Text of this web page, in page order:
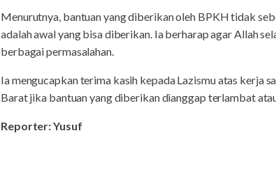
Menurutnya, bantuan yang diberikan oleh BPKH tidak
adalah awal yang bisa diberikan. Ia berharap agar Allah
berbagai permasalahan.
Ia mengucapkan terima kasih kepada Lazismu atas kerja
Barat jika bantuan yang diberikan dianggap terlambat
Reporter: Yusuf